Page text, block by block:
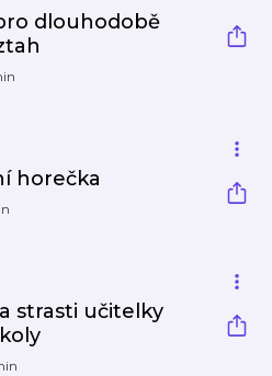
dlouhodobě
horečka
strasti učitelky